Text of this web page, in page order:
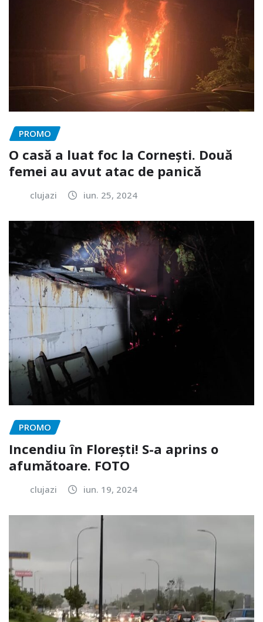
PROMO
O casă a luat foc la Cornești. Două
femei au avut atac de panică
clujazi iun. 25, 2024
PROMO
Incendiu în Florești! S-a aprins o
afumătoare. FOTO
clujazi iun. 19, 2024